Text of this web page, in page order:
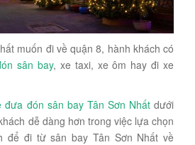
muốn đi về quận 8, hành khách có
sân bay, xe taxi, xe ôm hay đi xe
đưa đón sân bay Tân Sơn Nhấtdưới
dễ dàng hơn trong việc lựa chọn
để đi từ sân bay Tân Sơn Nhất về